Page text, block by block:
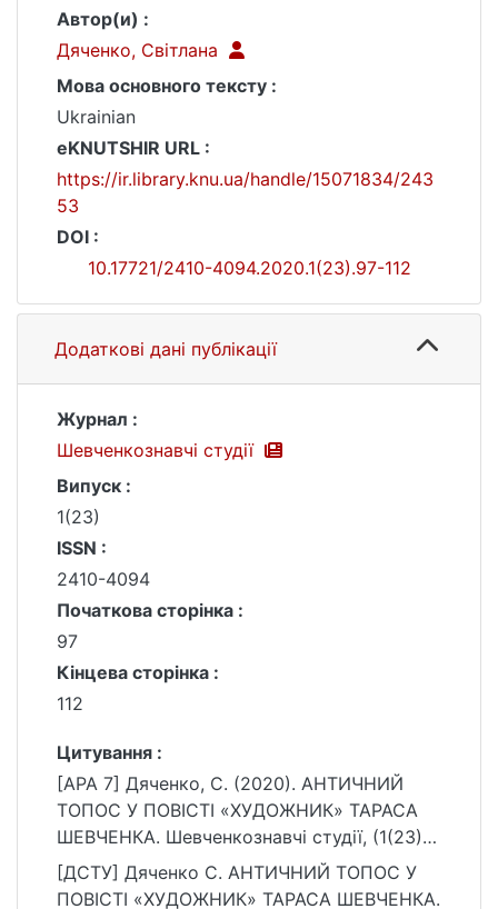
Автор(и) :
Дяченко, Світлана
Мова основного тексту :
Ukrainian
eKNUTSHIR URL :
https://ir.library.knu.ua/handle/15071834/243
53
DOI :
10.17721/2410-4094.2020.1(23).97-112
Додаткові дані публікації
Журнал :
Шевченкознавчі студії
Випуск :
1(23)
ISSN :
2410-4094
Початкова сторінка :
97
Кінцева сторінка :
112
Цитування :
[APA 7] Дяченко, С. (2020). АНТИЧНИЙ
ТОПОС У ПОВІСТІ «ХУДОЖНИК» ТАРАСА
ШЕВЧЕНКА. Шевченкознавчі студії, (1(23)),
97–112. https://doi.org/10.17721/2410-
4094.2020.1(23).97-112
[ДСТУ] Дяченко С. АНТИЧНИЙ ТОПОС У
ПОВІСТІ «ХУДОЖНИК» ТАРАСА ШЕВЧЕНКА.